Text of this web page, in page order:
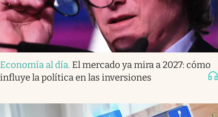
Economía al día. El mercado ya mira a 2027: cómo
influye la política en las inversiones